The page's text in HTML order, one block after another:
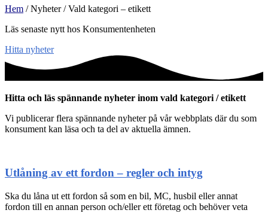
Hem / Nyheter / Vald kategori – etikett
Läs senaste nytt hos Konsumentenheten
Hitta nyheter
Hitta och läs spännande nyheter inom vald kategori / etikett
Vi publicerar flera spännande nyheter på vår webbplats där du som
konsument kan läsa och ta del av aktuella ämnen.
Utlåning av ett fordon – regler och intyg
Ska du låna ut ett fordon så som en bil, MC, husbil eller annat
fordon till en annan person och/eller ett företag och behöver veta